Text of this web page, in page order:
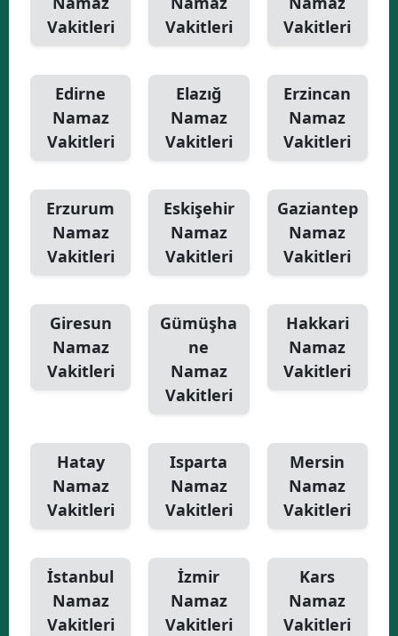
Vakitleri
Vakitleri
Vakitleri
Edirne
Namaz
Vakitleri
Elazığ
Namaz
Vakitleri
Erzincan
Namaz
Vakitleri
Erzurum
Namaz
Vakitleri
Eskişehir
Namaz
Vakitleri
Gaziantep
Namaz
Vakitleri
Giresun
Namaz
Vakitleri
Gümüşha
ne
Namaz
Vakitleri
Hakkari
Namaz
Vakitleri
Hatay
Namaz
Vakitleri
Isparta
Namaz
Vakitleri
Mersin
Namaz
Vakitleri
İstanbul
Namaz
Vakitleri
İzmir
Namaz
Vakitleri
Kars
Namaz
Vakitleri